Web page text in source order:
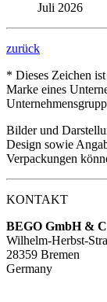
Juli 2026
zurück
* Dieses Zeichen
Marke eines
Bilder und
Design sowie
Verpackungen
KONTAKT
BEGO GmbH &
Wilhelm-Herbst-
28359 Bremen
Germany